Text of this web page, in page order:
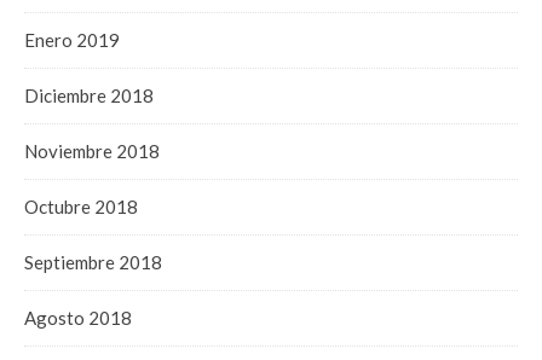
Enero 2019
Diciembre 2018
Noviembre 2018
Octubre 2018
Septiembre 2018
Agosto 2018